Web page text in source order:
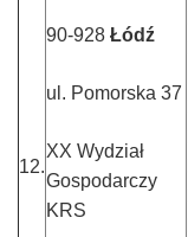
12.
90-928 Łódź
ul. Pomorska 37
XX Wydział
Gospodarczy
KRS